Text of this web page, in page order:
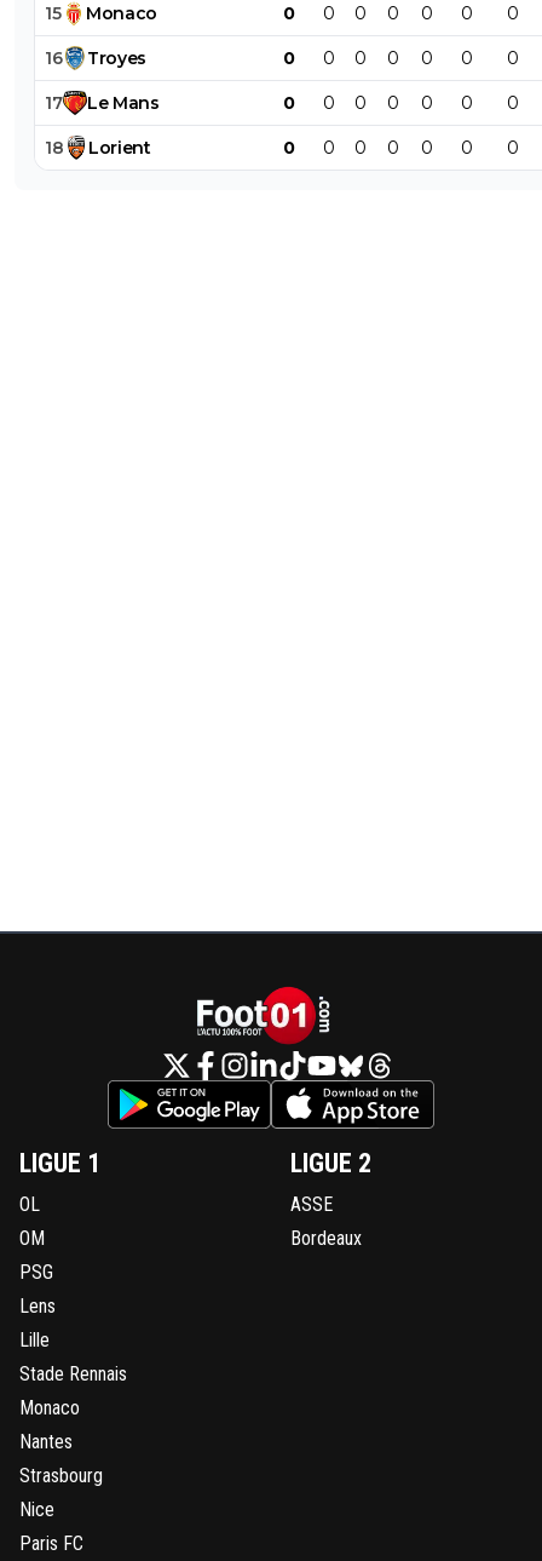
15 Monaco 0 0 0 0 0 0 0
16 Troyes 0 0 0 0 0 0 0
17 Le Mans 0 0 0 0 0 0 0
18 Lorient 0 0 0 0 0 0 0
LIGUE 1
OL
OM
PSG
Lens
Lille
Stade Rennais
Monaco
Nantes
Strasbourg
Nice
Paris FC
LIGUE 2
ASSE
Bordeaux